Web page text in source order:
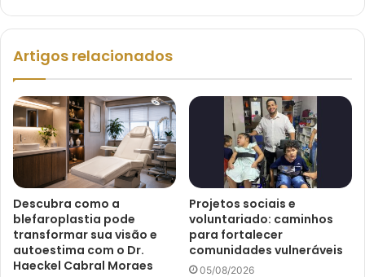
Artigos relacionados
Descubra como a
blefaroplastia pode
transformar sua visão e
autoestima com o Dr.
Haeckel Cabral Moraes
Projetos sociais e
voluntariado: caminhos
para fortalecer
comunidades vulneráveis
05/08/2026